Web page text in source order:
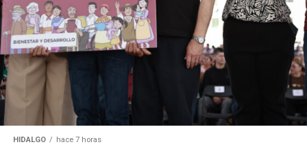
HIDALGO hace 7 horas